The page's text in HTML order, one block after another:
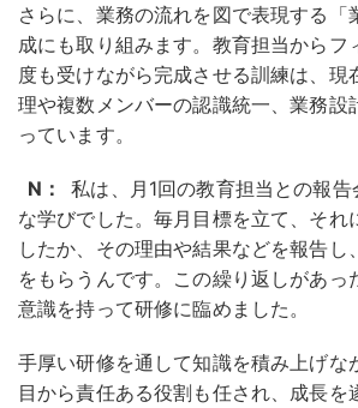
さらに、業務の流れを図で表現する「
成にも取り組みます。教育担当からフ
度も受けながら完成させる訓練は、現
理や複数メンバーの認識統一、業務設
っています。
N：
私は、月1回の教育担当との報告
な学びでした。毎月目標を立て、それ
したか、その理由や結果などを報告し
をもらうんです。この繰り返しがあっ
意識を持って研修に臨めました。
手厚い研修を通して知識を積み上げな
目から責任ある役割も任され、成長を